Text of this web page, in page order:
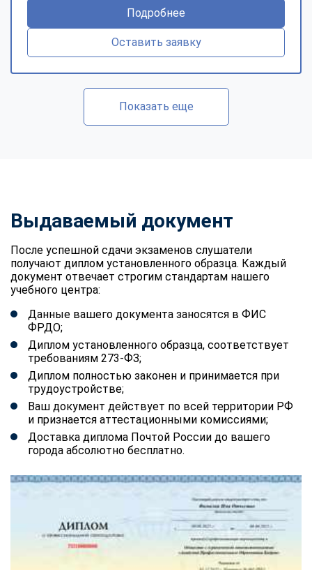
Подробнее
Оставить заявку
Показать еще
Выдаваемый документ
После успешной сдачи экзаменов слушатели
получают диплом установленного образца. Каждый
документ отвечает строгим стандартам нашего
учебного центра:
Данные вашего документа заносятся в ФИС
ФРДО;
Диплом установленного образца, соответствует
требованиям 273-ФЗ;
Диплом полностью законен и принимается при
трудоустройстве;
Ваш документ действует по всей территории РФ
и признается аттестационными комиссиями;
Доставка диплома Почтой России до вашего
города абсолютно бесплатно.